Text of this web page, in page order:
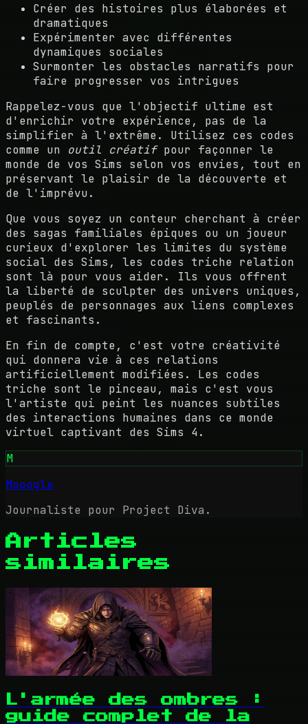
Créer des histoires plus élaborées et
dramatiques
Expérimenter avec différentes
dynamiques sociales
Surmonter les obstacles narratifs pour
faire progresser vos intrigues
Rappelez-vous que l'objectif ultime est
d'enrichir votre expérience, pas de la
simplifier à l'extrême. Utilisez ces codes
comme un outil créatifpour façonner le
monde de vos Sims selon vos envies, tout en
préservant le plaisir de la découverte et
de l'imprévu.
Que vous soyez un conteur cherchant à créer
des sagas familiales épiques ou un joueur
curieux d'explorer les limites du système
social des Sims, les codes triche relation
sont là pour vous aider. Ils vous offrent
la liberté de sculpter des univers uniques,
peuplés de personnages aux liens complexes
et fascinants.
En fin de compte, c'est votre créativité
qui donnera vie à ces relations
artificiellement modifiées. Les codes
triche sont le pinceau, mais c'est vous
l'artiste qui peint les nuances subtiles
des interactions humaines dans ce monde
virtuel captivant des Sims 4.
M
Mooogle
Journaliste pour Project Diva.
Articles
similaires
L'armée des ombres :
guide complet de la